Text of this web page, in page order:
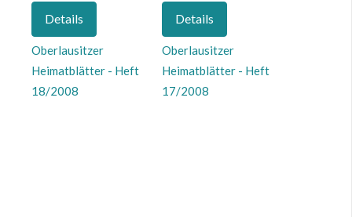
Details Details
Oberlausitzer
Heimatblätter - Heft
18/2008
Oberlausitzer
Heimatblätter - Heft
17/2008